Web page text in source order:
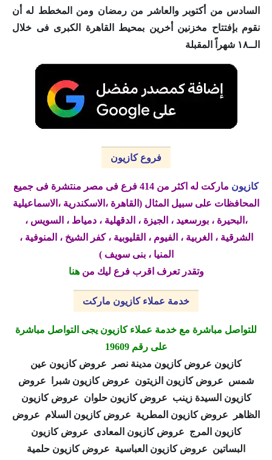
السادس من أكتوبر والعاشر من رمضان ومن المخطط له أن
نقوم بإفتتاح مخزنين أخرين بمحيط القاهرة الكبرى فى خلال
الــ١٨ شهراً المقبلة
فروع كازيون
كازيون
ماركت له اكثر من 414 فرع فى مصر منتشرة فى جميع
المحافظات على سبيل المثال (القاهرة ،الاسكندرية ،الاسماعيلية
،البحيرة ، بورسعيد ، الجيزة ، الدقهلية ، دمياط ، السويس ،
الشرقية ، الغربية ، الفيوم ، القليوبية ، كفر الشيخ ، المنوفية ،
المنيا ، بنى سويف )
وتقدر تعرف اقرب فرع ليك من هنا
خدمة عملاء كازيون ماركت
للتواصل مباشرة مع خدمة عملاء كازيون يجى التواصل مباشرة
على رقم 19609
كازيون عروض كازيون مدينة نصر عروض كازيون عين
شمس عروض كازيون الزيتون عروض كازيون شبرا عروض
كازيون السيدة زينب عروض كازيون حلوان عروض كازيون
الظاهر عروض كازيون المطرية عروض كازيون السلام عروض
كازيون المرج عروض كازيون المعادى عروض كازيون
البساتين عروض كازيون العباسية عروض كازيون حلمية